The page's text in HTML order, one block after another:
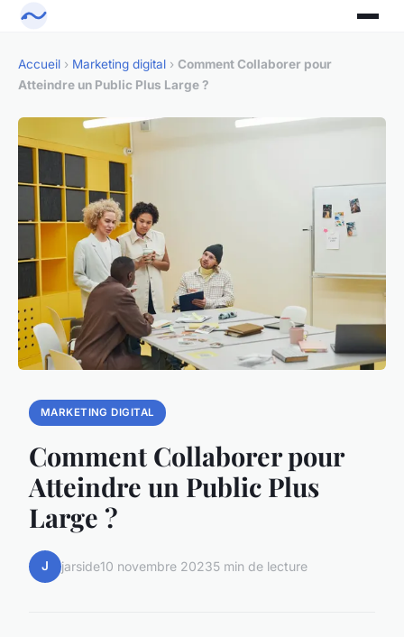
Accueil › Marketing digital › Comment Collaborer pour
Atteindre un Public Plus Large ?
MARKETING DIGITAL
Comment Collaborer pour
Atteindre un Public Plus
Large ?
J jarside10 novembre 20235 min de lecture